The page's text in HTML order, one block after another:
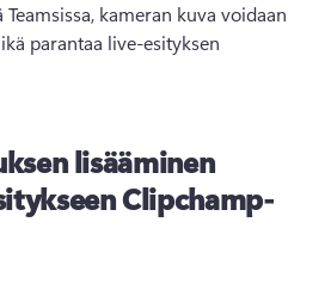
kameran kuva voidaan
parantaa live-esityksen
lisääminen
Clipchamp-